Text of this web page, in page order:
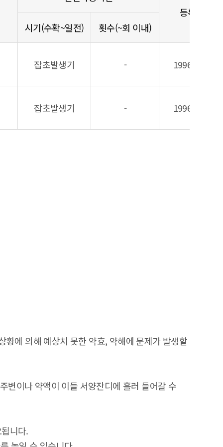
등록일
시기(수확~일전)
횟수(~회 이내)
잡초발생기 - 19960314
잡초발생기 - 19960314
에 의해 예상치 못한 약효, 약해에 문제가 발생할
변이나 약액이 이들 서양잔디에 흘러 들어갈 수
니다.